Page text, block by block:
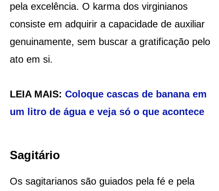
pela excelência. O karma dos virginianos
consiste em adquirir a capacidade de auxiliar
genuinamente, sem buscar a gratificação pelo
ato em si.
LEIA MAIS: Coloque cascas de banana em
um litro de água e veja só o que acontece
Sagitário
Os sagitarianos são guiados pela fé e pela